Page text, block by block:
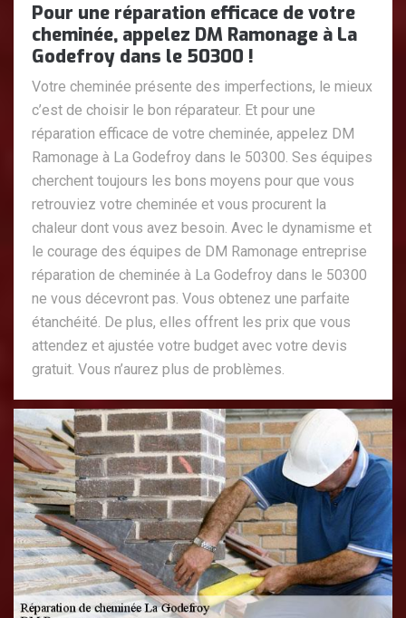
Pour une réparation efficace de votre
cheminée, appelez DM Ramonage à La
Godefroy dans le 50300 !
Votre cheminée présente des imperfections, le mieux
c’est de choisir le bon réparateur. Et pour une
réparation efficace de votre cheminée, appelez DM
Ramonage à La Godefroy dans le 50300. Ses équipes
cherchent toujours les bons moyens pour que vous
retrouviez votre cheminée et vous procurent la
chaleur dont vous avez besoin. Avec le dynamisme et
le courage des équipes de DM Ramonage entreprise
réparation de cheminée à La Godefroy dans le 50300
ne vous décevront pas. Vous obtenez une parfaite
étanchéité. De plus, elles offrent les prix que vous
attendez et ajustée votre budget avec votre devis
gratuit. Vous n’aurez plus de problèmes.